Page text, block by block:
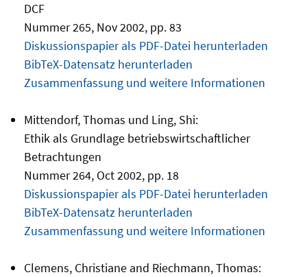
DCF
Nummer 265, Nov 2002, pp. 83
Diskussionspapier als PDF-Datei herunterladen
BibTeX-Datensatz herunterladen
Zusammenfassung und weitere Informationen
Mittendorf, Thomas und Ling, Shi:
Ethik als Grundlage betriebswirtschaftlicher
Betrachtungen
Nummer 264, Oct 2002, pp. 18
Diskussionspapier als PDF-Datei herunterladen
BibTeX-Datensatz herunterladen
Zusammenfassung und weitere Informationen
Clemens, Christiane and Riechmann, Thomas: